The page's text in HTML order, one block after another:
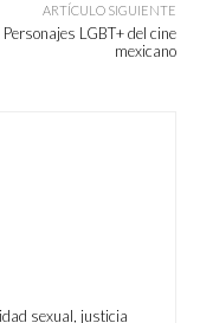
ARTÍCULO SIGUIENTE
Personajes LGBT+ del cine
mexicano
sexual, justicia